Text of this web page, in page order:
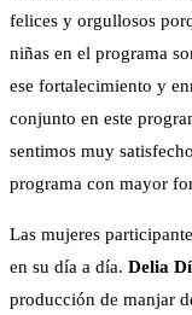
felices y orgullosos
niñas en el programa
ese fortalecimiento y
conjunto en este
sentimos muy
programa con mayor
Las mujeres
en su día a día. Delia
producción de manjar